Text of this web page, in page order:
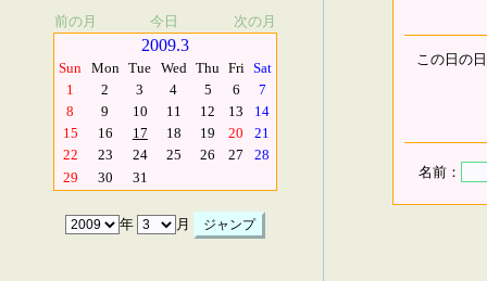
前の月 今日 次の月
2009.3
Sun Mon Tue Wed Thu Fri Sat
1
2 3 4 5 6
7
8
9 10 11 12 13
14
15
16 17 18 19 20
21
22
23 24 25 26 27
28
29
30 31
年 月
この日の
名前：